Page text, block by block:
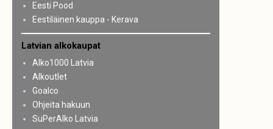
Eesti Pood
Eestiläinen kauppa - Kerava
Latvian alkokaupat
Alko1000 Latvia
Alkoutlet
Goalco
Ohjeita hakuun
SuPerAlko Latvia